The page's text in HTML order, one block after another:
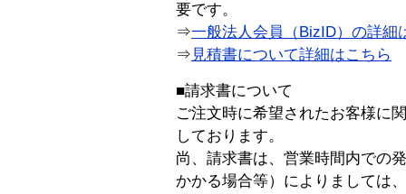
要です。
⇒一般法人会員（BizID）の詳細
⇒ 見積書について詳細はこちら
■請求書について
ご注文時に希望されたお客様に
しております。
尚、請求書は、営業時間内での
かかる場合等）によりましては